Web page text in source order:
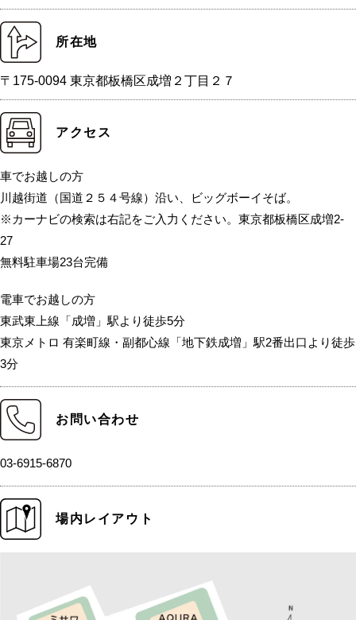
所在地
〒175-0094 東京都板橋区成増２丁目２７
アクセス
車でお越しの方
川越街道（国道２５４号線）沿い、ビッグボーイそば。
※カーナビの検索は右記をご入力ください。東京都板橋区成増2-
27
無料駐車場23台完備
電車でお越しの方
東武東上線「成増」駅より徒歩5分
東京メトロ 有楽町線・副都心線「地下鉄成増」駅2番出口より徒歩
3分
お問い合わせ
03-6915-6870
場内レイアウト